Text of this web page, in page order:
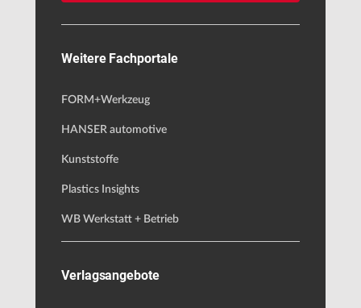
Weitere Fachportale
FORM+Werkzeug
HANSER automotive
Kunststoffe
Plastics Insights
WB Werkstatt + Betrieb
Verlagsangebote